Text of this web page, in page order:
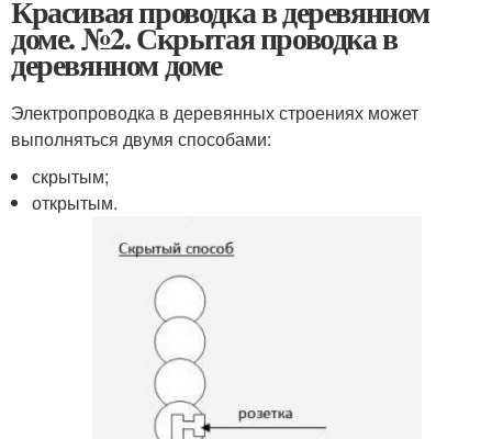
Красивая проводка в деревянном
доме. №2. Скрытая проводка в
деревянном доме
Электропроводка в деревянных строениях может
выполняться двумя способами:
скрытым;
открытым.